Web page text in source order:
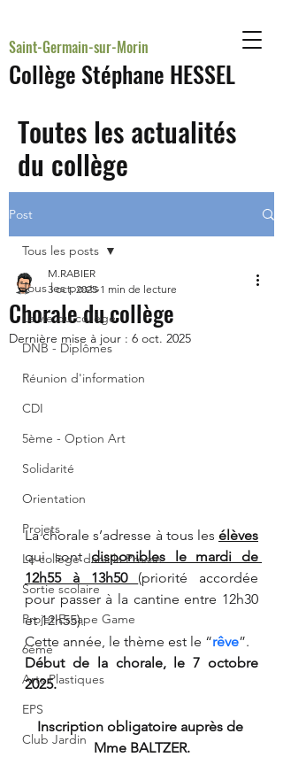
Collège Stéphane HESSEL
Saint-Germain-sur-Morin
Toutes les actualités
du collège
Post
Tous les posts
La vie du collège
DNB - Diplômes
Réunion d'information
CDI
5ème - Option Art
Solidarité
Orientation
Projets
Le collège dans la Presse
Sortie scolaire
Projet Escape Game
6ème
Arts Plastiques
EPS
Club Jardin
Tous les posts
Chorale du collège
M.RABIER
3 oct. 2025 1 min de lecture
Dernière mise à jour : 6 oct. 2025
La chorale s’adresse à tous les élèves
qui sont disponibles le mardi de
12h55 à 13h50 (priorité accordée
pour passer à la cantine entre 12h30
et 12h55).
Cette année, le thème est le “rêve”.
Début de la chorale, le 7 octobre
2025.
Inscription obligatoire auprès de
Mme BALTZER.